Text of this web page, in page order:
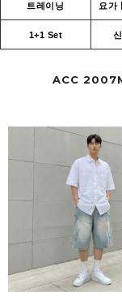
트레이닝 요가
1+1 Set
ACC